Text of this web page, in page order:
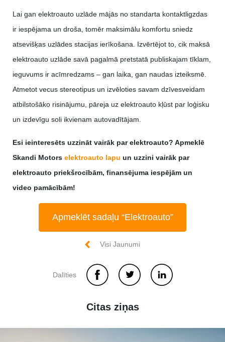
Lai gan elektroauto uzlāde mājās no standarta kontaktligzdas
ir iespējama un droša, tomēr maksimālu komfortu sniedz
atsevišķas uzlādes stacijas ierīkošana. Izvērtējot to, cik maksā
elektroauto uzlāde savā pagalmā pretstatā publiskajam tīklam,
ieguvums ir acīmredzams – gan laika, gan naudas izteiksmē.
Atmetot vecus stereotipus un izvēloties savam dzīvesveidam
atbilstošāko risinājumu, pāreja uz elektroauto kļūst par loģisku
un izdevīgu soli ikvienam autovadītājam.
Esi ieinteresēts uzzināt vairāk par elektroauto? Apmeklē
Skandi Motors elektroauto lapu un uzzini vairāk par
elektroauto priekšrocībām, finansējuma iespējām un
video pamācībām!
Apmeklēt sadaļu “Elektroauto”
Visi Jaunumi
Dalīties
Citas ziņas